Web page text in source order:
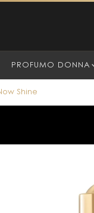
PROFUMO DONNA
Shine